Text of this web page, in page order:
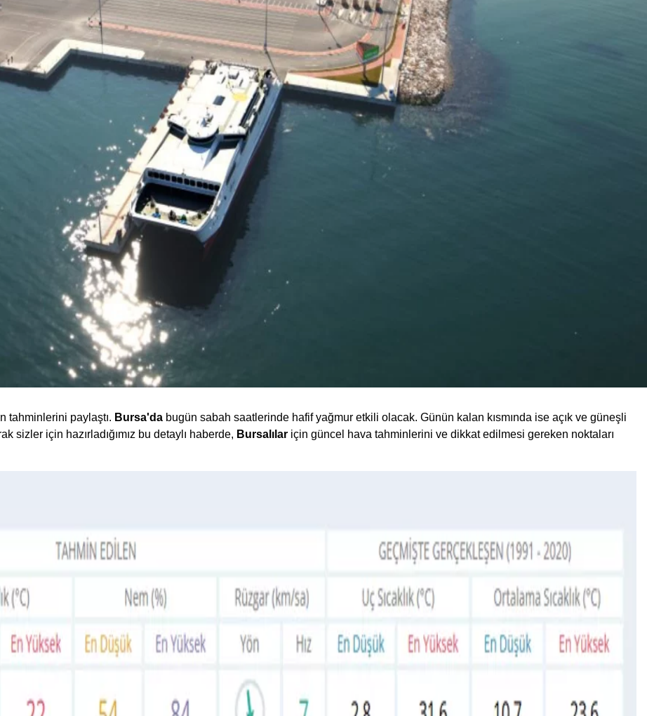
tahminlerini paylaştı. Bursa'da bugün sabah saatlerinde hafif yağmur etkili olacak. Günün kalan kısmında ise açık ve güneşli
sizler için hazırladığımız bu detaylı haberde, Bursalılar için güncel hava tahminlerini ve dikkat edilmesi gereken noktaları